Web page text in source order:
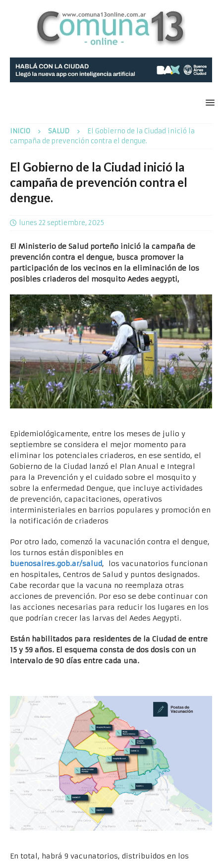
INICIO SALUD
El Gobierno de la Ciudad inició la
campaña de prevención contra el dengue.
El Gobierno de la Ciudad inició la
campaña de prevención contra el
dengue.
lunes 22 septiembre, 2025
El Ministerio de Salud porteño inició la campaña de
prevención contra el dengue, busca promover la
participación de los vecinos en la eliminación de los
posibles criaderos del mosquito Aedes aegypti,
Epidemiológicamente, entre los meses de julio y
septiembre se considera el mejor momento para
eliminar los potenciales criaderos, en ese sentido, el
Gobierno de la Ciudad lanzó el Plan Anual e Integral
para la Prevención y el cuidado sobre el mosquito y
sobre la enfermedad Dengue, que incluye actividades
de prevención, capacitaciones, operativos
interministeriales en barrios populares y promoción en
la notificación de criaderos
Por otro lado, comenzó la vacunación contra el dengue,
los turnos están disponibles en
buenosaires.gob.ar/salud, los vacunatorios funcionan
en hospitales, Centros de Salud y puntos designados.
Cabe recordar que la vacuna no reemplaza otras
acciones de prevención. Por eso se debe continuar con
las acciones necesarias para reducir los lugares en los
que podrían crecer las larvas del Aedes Aegypti.
Están habilitados para residentes de la Ciudad de entre
15 y 59 años. El esquema consta de dos dosis con un
intervalo de 90 días entre cada una.
En total, habrá 9 vacunatorios, distribuidos en los